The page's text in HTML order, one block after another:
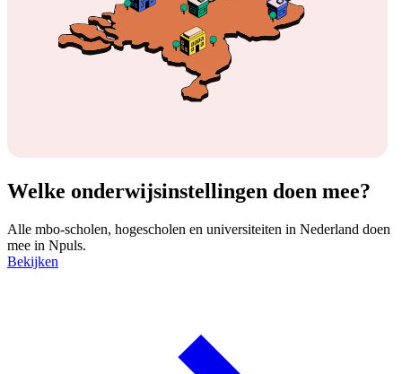
Welke onderwijsinstellingen doen mee?
Alle mbo-scholen, hogescholen en universiteiten in Nederland doen
mee in Npuls.
Bekijken